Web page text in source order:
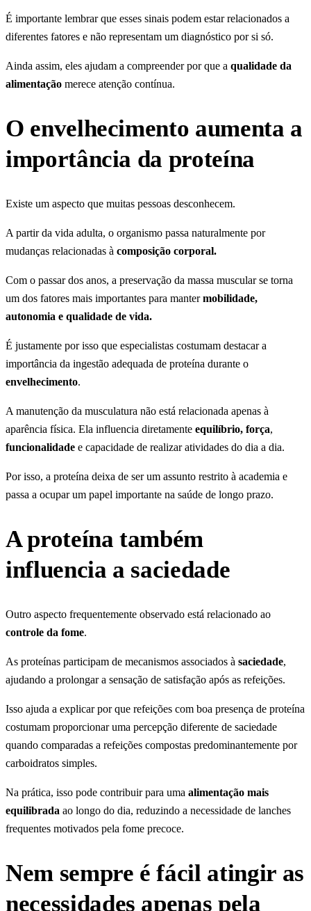
É importante lembrar que esses sinais podem estar relacionados a
diferentes fatores e não representam um diagnóstico por si só.
Ainda assim, eles ajudam a compreender por que a qualidade da
alimentação merece atenção contínua.
O envelhecimento aumenta a
importância da proteína
Existe um aspecto que muitas pessoas desconhecem.
A partir da vida adulta, o organismo passa naturalmente por
mudanças relacionadas à composição corporal.
Com o passar dos anos, a preservação da massa muscular se torna
um dos fatores mais importantes para mantermobilidade,
autonomia e qualidade de vida.
É justamente por isso que especialistas costumam destacar a
importância da ingestão adequada de proteína durante o
envelhecimento.
A manutenção da musculatura não está relacionada apenas à
aparência física. Ela influencia diretamente equilíbrio, força,
funcionalidade e capacidade de realizar atividades do dia a dia.
Por isso, a proteína deixa de ser um assunto restrito à academia e
passa a ocupar um papel importante na saúde de longo prazo.
A proteína também
influencia a saciedade
Outro aspecto frequentemente observado está relacionado ao
controle da fome.
As proteínas participam de mecanismos associados à saciedade,
ajudando a prolongar a sensação de satisfação após as refeições.
Isso ajuda a explicar por que refeições com boa presença de proteína
costumam proporcionar uma percepção diferente de saciedade
quando comparadas a refeições compostas predominantemente por
carboidratos simples.
Na prática, isso pode contribuir para uma alimentação mais
equilibrada ao longo do dia, reduzindo a necessidade de lanches
frequentes motivados pela fome precoce.
Nem sempre é fácil atingir as
necessidades apenas pela